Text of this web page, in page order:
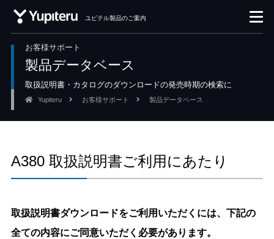
ユピテル製品のご案内
お客様サポート
製品データベース
取扱説明書・カタログのダウンロードの発売時期の検索に
Yupiteru お客様サポート 製品データベース
A380 取扱説明書ご利用にあたり
取扱説明書ダウンロードをご利用いただくには、下記の
全ての内容にご同意いただく必要があります。